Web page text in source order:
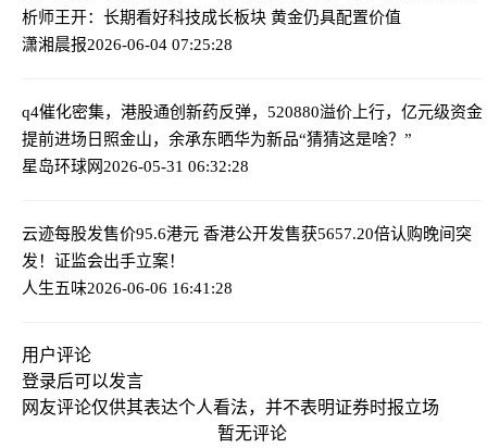
析师王开：长期看好科技成长板块 黄金仍具配置价值
潇湘晨报2026-06-04 07:25:28
q4催化密集，港股通创新药反弹，520880溢价上行，亿元级资金
提前进场 日照金山，余承东晒华为新品“猜猜这是啥？”
星岛环球网2026-05-31 06:32:28
云迹每股发售价95.6港元 香港公开发售获5657.20倍认购晚间突
发！证监会出手立案！
人生五味2026-06-06 16:41:28
用户评论
登录后可以发言
网友评论仅供其表达个人看法，并不表明证券时报立场
暂无评论